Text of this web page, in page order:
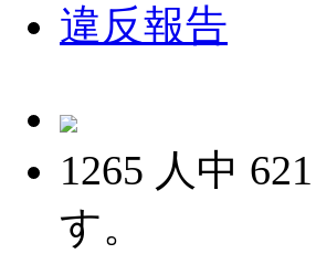
違反報告
1265 人中 621
す。